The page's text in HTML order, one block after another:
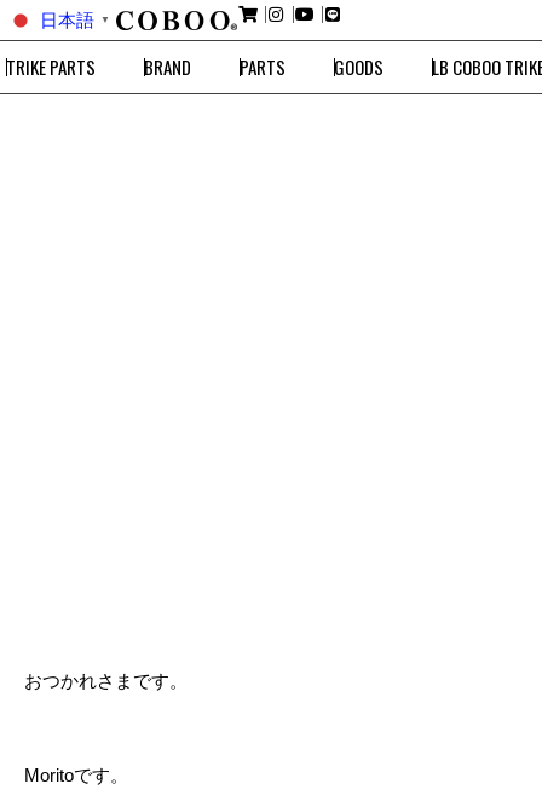
日本語 ▼
TRIKE PARTS BRAND PARTS GOODS LB COBOO
おつかれさまです。
Moritoです。